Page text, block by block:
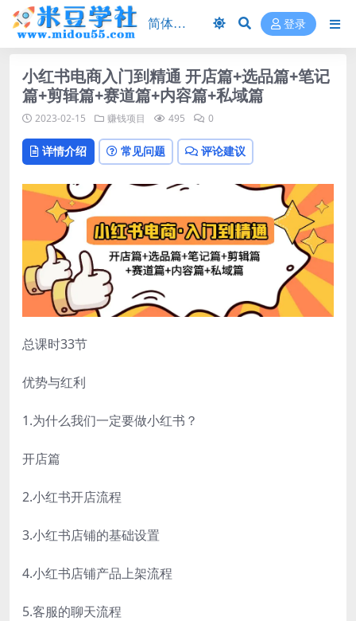
登录
小红书电商入门到精通 开店篇+选品篇+笔记
篇+剪辑篇+赛道篇+内容篇+私域篇
2023-02-15 赚钱项目 495 0
详情介绍 常见问题 评论建议
总课时33节
优势与红利
1.为什么我们一定要做小红书？
开店篇
2.小红书开店流程
3.小红书店铺的基础设置
4.小红书店铺产品上架流程
5.客服的聊天流程